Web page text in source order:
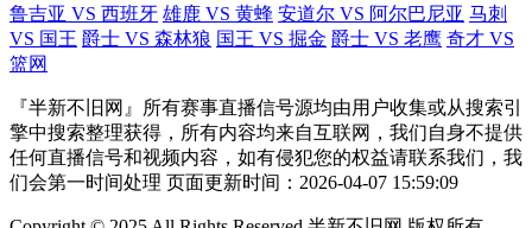
鲁吉亚 VS 西班牙 雄鹿 VS 黄蜂 安道尔 VS 阿尔巴尼亚 马刺
VS 国王 爵士 VS 森林狼 国王 VS 掘金 爵士 VS 老鹰 奇才 VS
篮网
『半新不旧网』所有赛事直播信号源均由用户收集或从搜索引
擎中搜索整理获得，所有内容均来自互联网，我们自身不提供
任何直播信号和视频内容，如有侵犯您的权益请联系我们，我
们会第一时间处理 页面更新时间：2026-04-07 15:59:09